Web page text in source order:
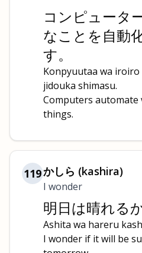
コンピュータ
なことを自動
す。
Konpyuutaa wa
jidouka shimasu.
Computers automate
things.
119かしら (kashira)
I wonder
明日は晴れる
Ashita wa hareru
I wonder if it will be